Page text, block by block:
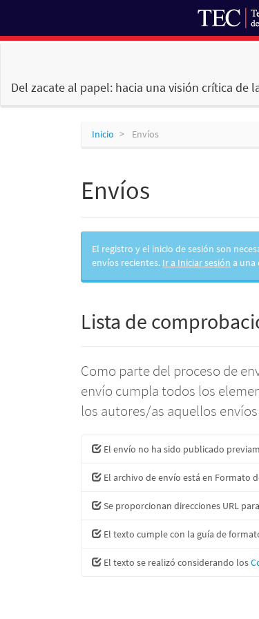
principal
Del zacate al papel: hacia una visión crítica de
Inicio Envíos
Envíos
El registro y el inicio de sesión son
envíos recientes. Ir a Iniciar sesión a una
Lista de
Como parte del proceso de
envío cumpla todos los
los autores/as aquellos
El envío no ha sido publicado
El archivo de envío está en Formato
Se proporcionan direcciones URL
El texto cumple con la guía de
El texto se realizó considerando los